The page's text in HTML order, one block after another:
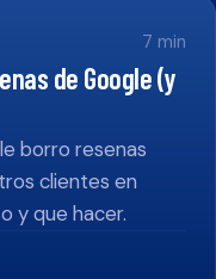
7 min
de Google (y
borro resenas
clientes en
y que hacer.